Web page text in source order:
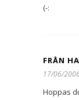
(-:
FRÅN
17/06/
Hoppas